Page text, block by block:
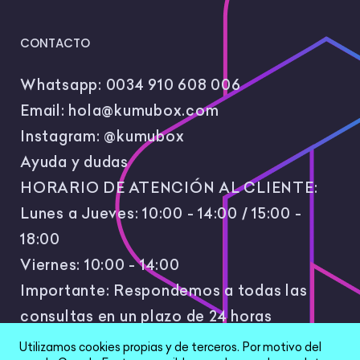
CONTACTO
Whatsapp: 0034 910 608 006
Email: hola@kumubox.com
Instagram: @kumubox
Ayuda y dudas
HORARIO DE ATENCIÓN AL CLIENTE:
Lunes a Jueves: 10:00 - 14:00 / 15:00 -
18:00
Viernes: 10:00 - 14:00
Importante: Respondemos a todas las
consultas en un plazo de 24 horas
laborales.
Utilizamos cookies propias y de terceros. Por motivo del